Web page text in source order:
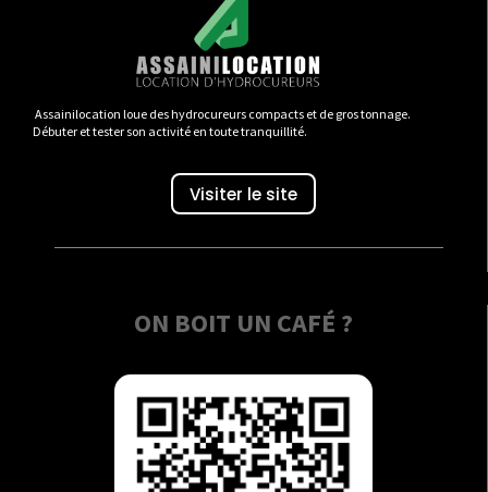
Assainilocation loue des hydrocureurs compacts et de gros tonnage.
Débuter et tester son activité en toute tranquillité.
Visiter le site
ON BOIT UN CAFÉ ?